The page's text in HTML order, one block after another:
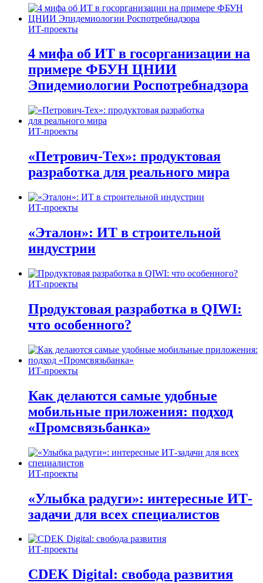
ИТ-проекты
4 мифа об ИТ в госорганизации на
примере ФБУН ЦНИИ
Эпидемиологии Роспотребнадзора
ИТ-проекты
«Петрович-Тех»: продуктовая
разработка для реального мира
ИТ-проекты
«Эталон»: ИТ в строительной
индустрии
ИТ-проекты
Продуктовая разработка в QIWI:
что особенного?
ИТ-проекты
Как делаются самые удобные
мобильные приложения: подход
«Промсвязьбанка»
ИТ-проекты
«Улыбка радуги»: интересные ИТ-
задачи для всех специалистов
ИТ-проекты
CDEK Digital: свобода развития